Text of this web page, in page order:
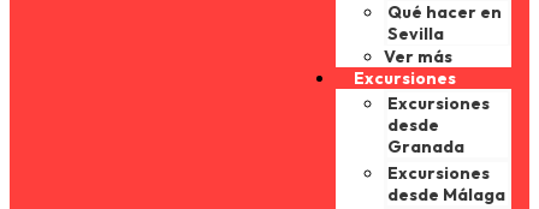
Qué hacer en
Sevilla
Ver más
Excursiones
Excursiones
desde
Granada
Excursiones
desde Málaga